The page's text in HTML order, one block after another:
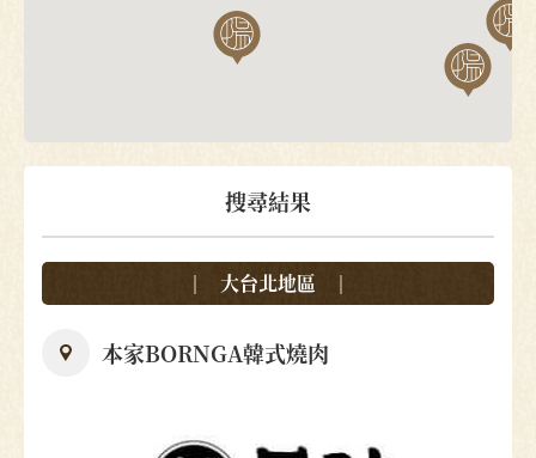
搜尋結果
大台北地區
本家BORNGA韓式燒肉